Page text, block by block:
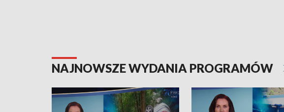
NAJNOWSZE WYDANIA PROGRAMÓW